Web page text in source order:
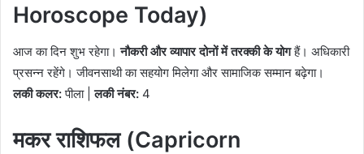
Horoscope Today)
आज का दिन शुभ रहेगा।नौकरी और व्यापार दोनों में तरक्की के योगहैं। अधिकारी
प्रसन्न रहेंगे। जीवनसाथी का सहयोग मिलेगा और सामाजिक सम्मान बढ़ेगा।
लकी कलर:पीला |लकी नंबर: 4
मकर राशिफल (Capricorn